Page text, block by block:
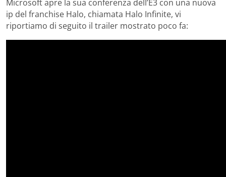
Microsoft apre la sua conferenza dell’E3 con una nuova
ip del franchise Halo, chiamata Halo Infinite, vi
riportiamo di seguito il trailer mostrato poco fa: